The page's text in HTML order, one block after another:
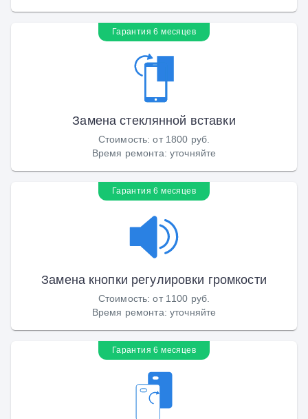
Гарантия 6 месяцев
Замена стеклянной вставки
Стоимость:от 1800 руб.
Время ремонта: уточняйте
Гарантия 6 месяцев
Замена кнопки регулировки громкости
Стоимость:от 1100 руб.
Время ремонта: уточняйте
Гарантия 6 месяцев